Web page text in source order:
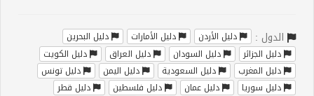
الدول : دليل الأردن دليل الأمارات
دليل البحرين
دليل الجزائر
دليل السودان دليل العراق
دليل الكويت
دليل المغرب
دليل السعودية دليل اليمن
دليل تونس
دليل سوريا
دليل عمان دليل فلسطين
دليل قطر